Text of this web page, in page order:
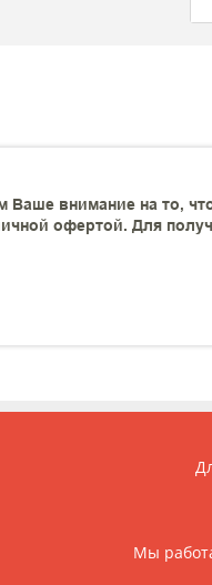
внимание на то,
офертой. Для
Мы